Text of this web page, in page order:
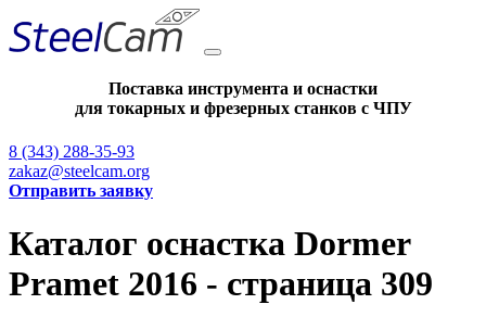
Поставка инструмента и оснастки
для токарных и фрезерных станков с ЧПУ
8 (343) 288-35-93
zakaz@steelcam.org
Отправить заявку
Каталог оснастка Dormer
Pramet 2016 - страница 309